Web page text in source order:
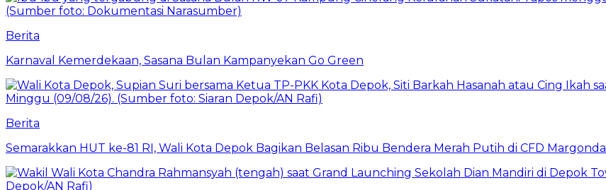
Berita
Karnaval Kemerdekaan, Sasana Bulan Kampanyekan Go Green
Berita
Semarakkan HUT ke-81 RI, Wali Kota Depok Bagikan Belasan Ribu Bendera Merah Putih di CFD Margonda